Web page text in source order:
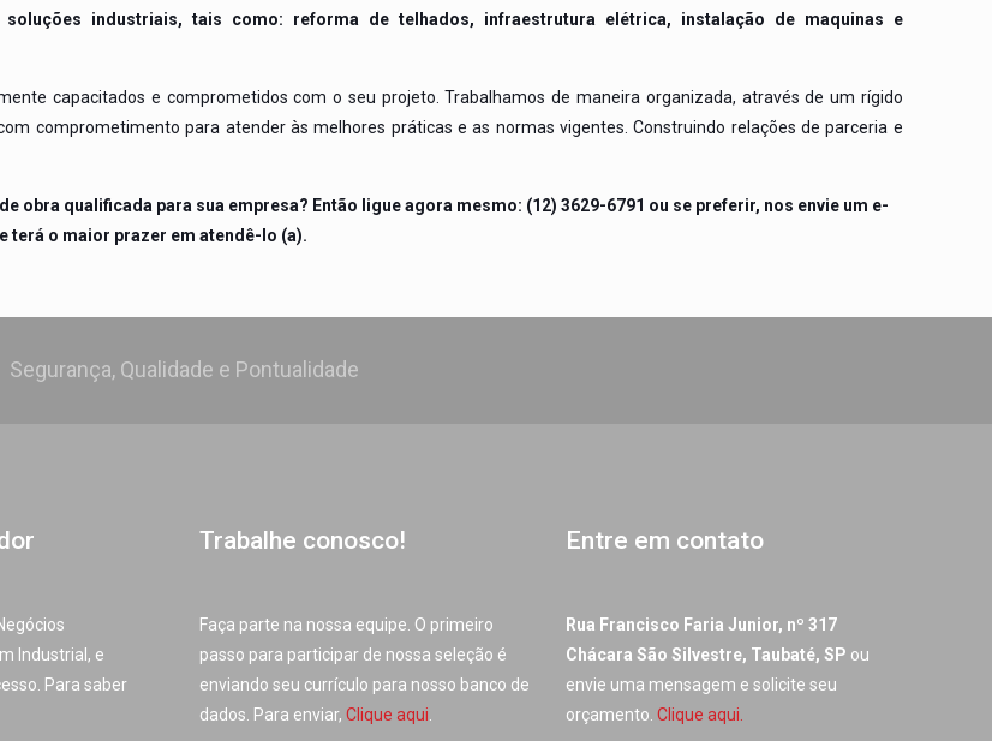
industriais, tais como: reforma de telhados, infraestrutura elétrica, instalação de maquinas e
capacitados e comprometidos com o seu projeto. Trabalhamos de maneira organizada, através de um rígido
comprometimento para atender às melhores práticas e as normas vigentes. Construindo relações de parceria e
obra qualificada para sua empresa? Então l igue agora mesmo: (12) 3629-6791 ou se preferir, nos envie um e-
terá o maior prazer em atendê-lo (a).
Segurança, Qualidade e Pontualidade
Industrial, e
Para saber
Trabalhe conosco!
Faça parte na nossa equipe. O primeiro
passo para participar de nossa seleção é
enviando seu currículo para nosso banco de
dados. Para enviar,Clique aqui
Entre em contato
Rua Francisco Faria Junior, nº 317
Chácara São Silvestre, Taubaté, SP ou
envie uma mensagem e solicite seu
orçamento.Clique aqui.